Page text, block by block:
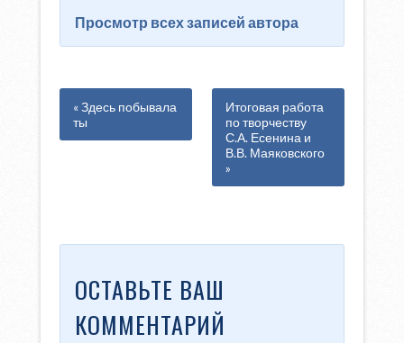
Просмотр всех записей автора
« Здесь побывала
ты
Итоговая работа
по творчеству
С.А. Есенина и
В.В. Маяковского
»
ОСТАВЬТЕ ВАШ
КОММЕНТАРИЙ